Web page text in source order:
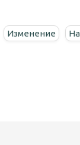
Изменение